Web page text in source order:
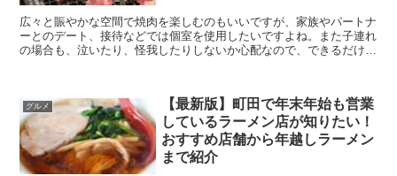
広々と賑やかな空間で焼肉を楽しむのもいいですが、家族やパートナ
ーとのデート、接待などでは個室を使用したいですよね。また子連れ
の場合も、泣いたり、怪我したりしないか心配なので、できるだけ目
グルメ
【最新版】町田で年末年始も営業
しているラーメン店が知りたい！
おすすめ店舗から年越しラーメン
まで紹介